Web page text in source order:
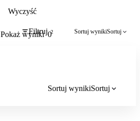
Wyczyść
Pokaż wyniki 0
Filtruj 2 Sortuj wynikiSortuj
Sortuj wynikiSortuj